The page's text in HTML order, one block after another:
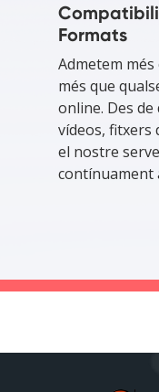
Formats
Admetem
més que
online. Des
vídeos, fitxers
el nostre
contínuament